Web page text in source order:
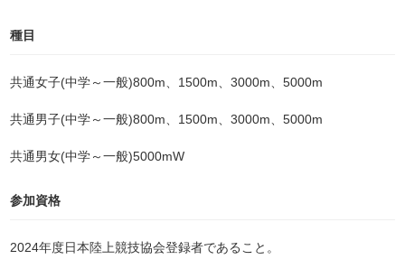
種目
共通女子(中学～一般)800m、1500m、3000m、5000m
共通男子(中学～一般)800m、 1500m、3000m、5000m
共通男女(中学～一般)5000mW
参加資格
2024年度日本陸上競技協会登録者であること。